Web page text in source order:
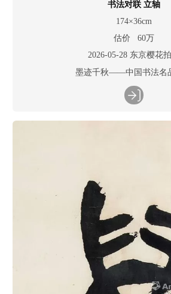
书法对联 立轴
174×36cm
估价 60万
2026-05-28 东京樱花
墨迹千秋——中国书法名